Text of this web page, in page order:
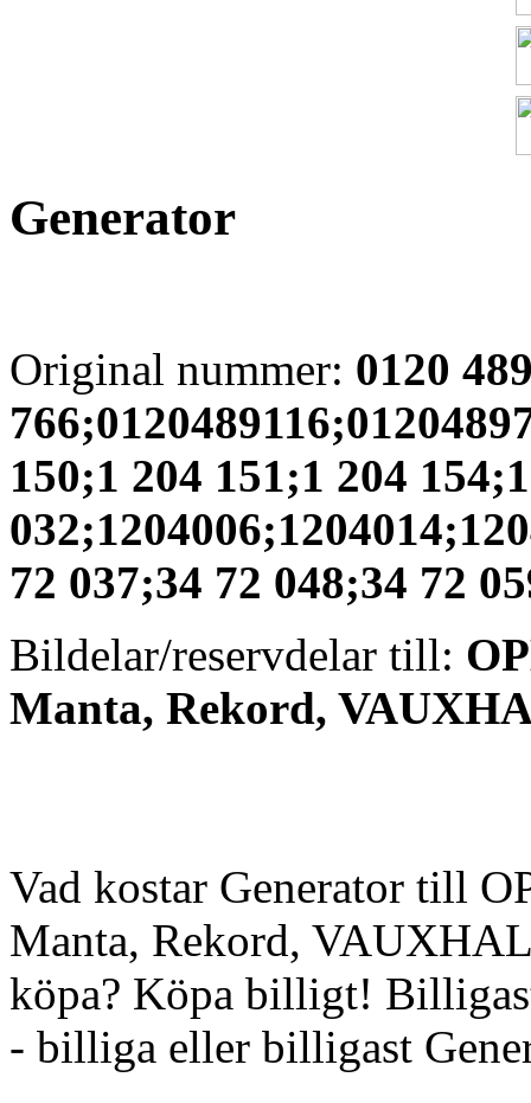
Generator
Original nummer: 0120
150;1 204 151;1 204
72 037;34 72 048;34 72
Bildelar/reservdelar till:
Manta, Rekord,
Vad kostar Generator till
Manta, Rekord,
köpa? Köpa billigt!
- billiga eller billigast